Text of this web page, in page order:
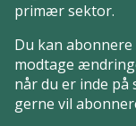
primær sektor.
Du kan
modtage
når du er inde på
gerne vil